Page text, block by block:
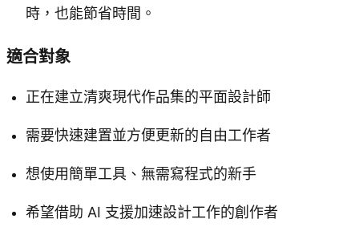
時，也能節省時間。
適合對象
正在建立清爽現代作品集的平面設計師
需要快速建置並方便更新的自由工作者
想使用簡單工具、無需寫程式的新手
希望借助 AI 支援加速設計工作的創作者